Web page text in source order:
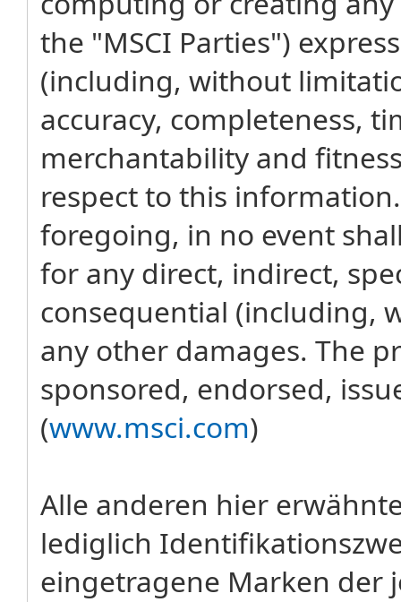
the "MSCI Parties")
(including, without
accuracy, completeness,
merchantability and
respect to this
foregoing, in no event
for any direct, indirect,
consequential (including,
any other damages. The
sponsored, endorsed,
(www.msci.com)
Alle anderen hier
lediglich
eingetragene Marken der